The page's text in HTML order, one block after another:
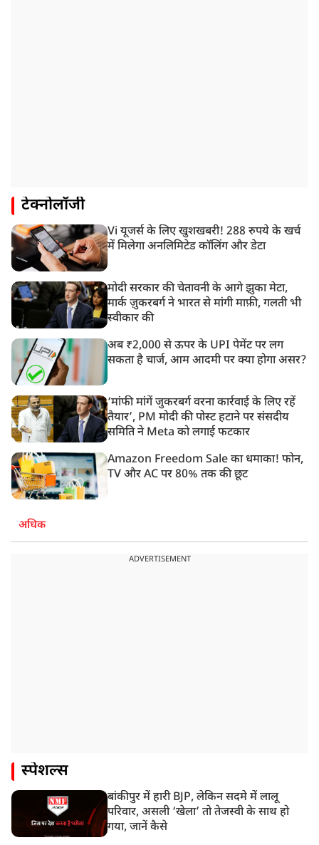
टेक्नोलॉजी
Vi यूजर्स के लिए खुशखबरी! 288 रुपये के खर्च
में मिलेगा अनलिमिटेड कॉलिंग और डेटा
मोदी सरकार की चेतावनी के आगे झुका मेटा,
मार्क ज़ुकरबर्ग ने भारत से मांगी माफ़ी, गलती भी
स्वीकार की
अब ₹2,000 से ऊपर के UPI पेमेंट पर लग
सकता है चार्ज, आम आदमी पर क्या होगा असर?
‘मांफी मांगें जुकरबर्ग वरना कार्रवाई के लिए रहें
तैयार’, PM मोदी की पोस्ट हटाने पर संसदीय
समिति ने Meta को लगाई फटकार
Amazon Freedom Sale का धमाका! फोन,
TV और AC पर 80% तक की छूट
अधिक
ADVERTISEMENT
स्पेशल्स
बांकीपुर में हारी BJP, लेकिन सदमे में लालू
परिवार, असली ‘खेला’ तो तेजस्वी के साथ हो
गया, जानें कैसे